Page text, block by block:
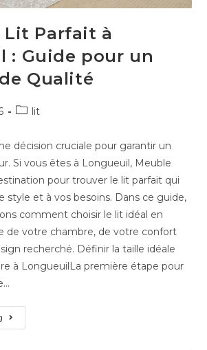
Lit Parfait à
: Guide pour un
Qualité
lit
décision cruciale pour garantir un
Si vous êtes à Longueuil, Meuble
pour trouver le lit parfait qui
style et à vos besoins. Dans ce guide,
comment choisir le lit idéal en
de votre chambre, de votre confort
recherché. Définir la taille idéale
à LongueuilLa première étape pour